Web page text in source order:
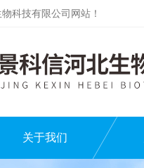
科技有限公司网站！
关于我们